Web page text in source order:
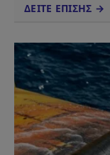
ΔΕΙΤΕ ΕΠΙΣΗΣ →